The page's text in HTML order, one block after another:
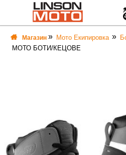
Магазин Мото Екипировка
МОТО БОТИ/КЕЦОВЕ